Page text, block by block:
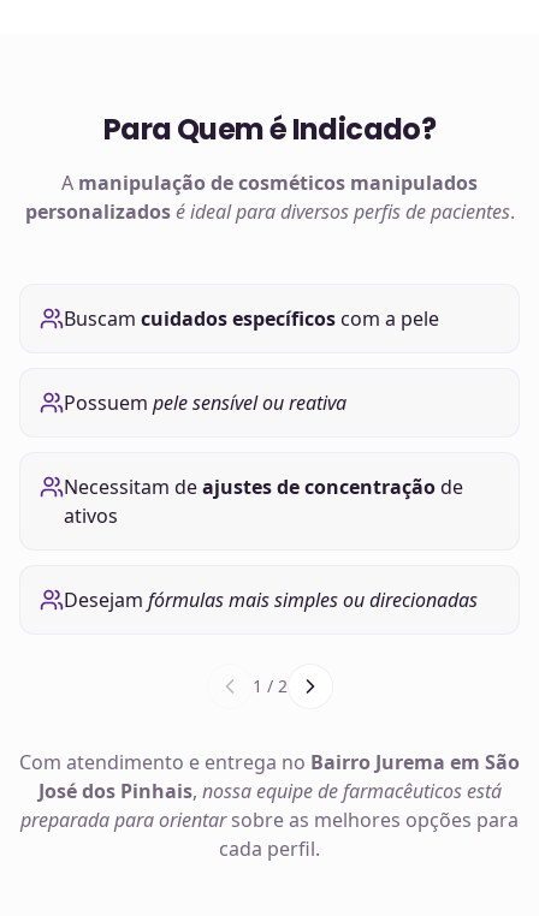
Para Quem é Indicado?
A manipulação decosméticos manipulados
personalizados é ideal para diversos perfis de pacientes.
Buscam cuidados específicoscom a pele
Possuem pele sensível ou reativa
Necessitam deajustes de concentraçãode
ativos
Desejam fórmulas mais simples ou direcionadas
1 / 2
Com atendimento e entrega no Bairro Jurema em São
José dos Pinhais, nossa equipe de farmacêuticos está
preparada para orientarsobre as melhores opções para
cada perfil.